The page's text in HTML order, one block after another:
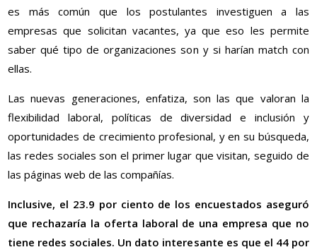
es más común que los postulantes investiguen a las
empresas que solicitan vacantes, ya que eso les permite
saber qué tipo de organizaciones son y si harían match con
ellas.
Las nuevas generaciones, enfatiza, son las que valoran la
flexibilidad laboral, políticas de diversidad e inclusión y
oportunidades de crecimiento profesional, y en su búsqueda,
las redes sociales son el primer lugar que visitan, seguido de
las páginas web de las compañías.
Inclusive, el 23.9 por ciento de los encuestados aseguró
que rechazaría la oferta laboral de una empresa que no
tiene redes sociales. Un dato interesante es que el 44 por